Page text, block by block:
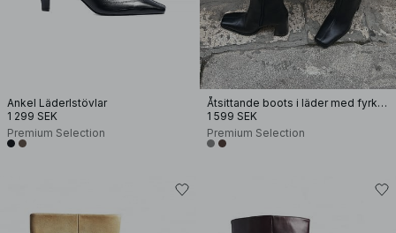
Ankel Läderlstövlar
1 299 SEK
Premium Selection
Åtsittande boots i läder med fyrkantig tå
1 599 SEK
Premium Selection